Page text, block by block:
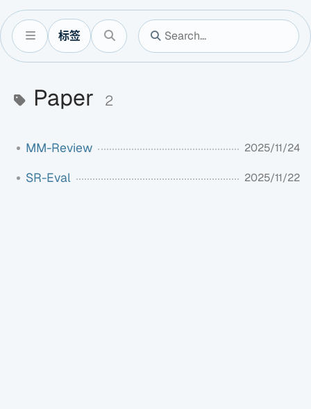
标签
Paper 2
MM-Review 2025/11/24
SR-Eval 2025/11/22